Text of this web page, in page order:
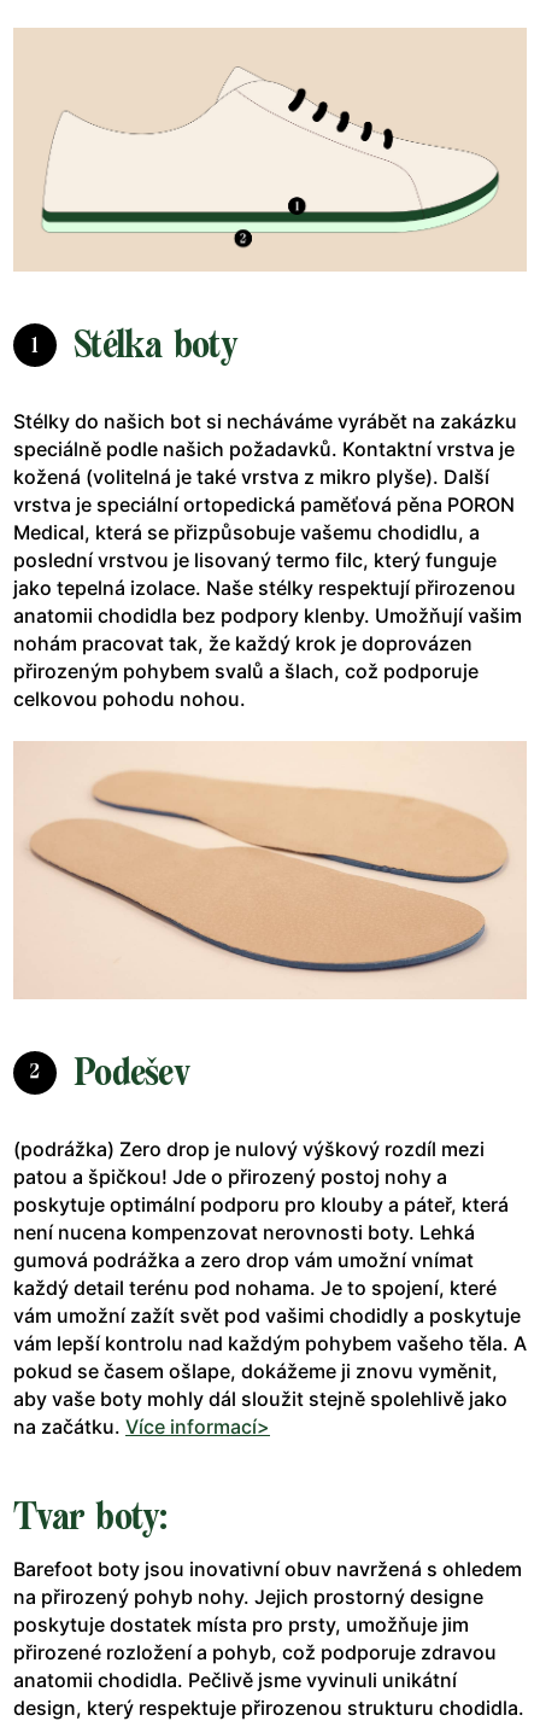
1 Stélka boty
Stélky do našich bot si necháváme vyrábět na zakázku
speciálně podle našich požadavků. Kontaktní vrstva je
kožená (volitelná je také vrstva z mikro plyše). Další
vrstva je speciální ortopedická paměťová pěna PORON
Medical, která se přizpůsobuje vašemu chodidlu, a
poslední vrstvou je lisovaný termo filc, který funguje
jako tepelná izolace. Naše stélky respektují přirozenou
anatomii chodidla bez podpory klenby. Umožňují vašim
nohám pracovat tak, že každý krok je doprovázen
přirozeným pohybem svalů a šlach, což podporuje
celkovou pohodu nohou.
2 Podešev
(podrážka) Zero drop je nulový výškový rozdíl mezi
patou a špičkou! Jde o přirozený postoj nohy a
poskytuje optimální podporu pro klouby a páteř, která
není nucena kompenzovat nerovnosti boty. Lehká
gumová podrážka a zero drop vám umožní vnímat
každý detail terénu pod nohama. Je to spojení, které
vám umožní zažít svět pod vašimi chodidly a poskytuje
vám lepší kontrolu nad každým pohybem vašeho těla. A
pokud se časem ošlape, dokážeme ji znovu vyměnit,
aby vaše boty mohly dál sloužit stejně spolehlivě jako
na začátku. Více informací>
Tvar boty:
Barefoot boty jsou inovativní obuv navržená s ohledem
na přirozený pohyb nohy. Jejich prostorný designe
poskytuje dostatek místa pro prsty, umožňuje jim
přirozené rozložení a pohyb, což podporuje zdravou
anatomii chodidla. Pečlivě jsme vyvinuli unikátní
design, který respektuje přirozenou strukturu chodidla.